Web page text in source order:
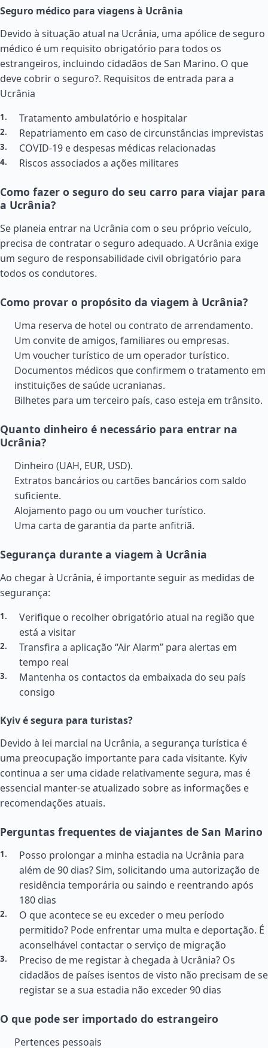
Seguro médico para viagens à Ucrânia
Devido à situação atual na Ucrânia, uma apólice de seguro
médico é um requisito obrigatório para todos os
estrangeiros, incluindo cidadãos de San Marino. O que
deve cobrir o seguro?. Requisitos de entrada para a
Ucrânia
Tratamento ambulatório e hospitalar
Repatriamento em caso de circunstâncias imprevistas
COVID-19 e despesas médicas relacionadas
Riscos associados a ações militares
Como fazer o seguro do seu carro para viajar para
a Ucrânia?
Se planeia entrar na Ucrânia com o seu próprio veículo,
precisa de contratar o seguro adequado. A Ucrânia exige
um seguro de responsabilidade civil obrigatório para
todos os condutores.
Como provar o propósito da viagem à Ucrânia?
Uma reserva de hotel ou contrato de arrendamento.
Um convite de amigos, familiares ou empresas.
Um voucher turístico de um operador turístico.
Documentos médicos que confirmem o tratamento em
instituições de saúde ucranianas.
Bilhetes para um terceiro país, caso esteja em trânsito.
Quanto dinheiro é necessário para entrar na
Ucrânia?
Dinheiro (UAH, EUR, USD).
Extratos bancários ou cartões bancários com saldo
suficiente.
Alojamento pago ou um voucher turístico.
Uma carta de garantia da parte anfitriã.
Segurança durante a viagem à Ucrânia
Ao chegar à Ucrânia, é importante seguir as medidas de
segurança:
Verifique o recolher obrigatório atual na região que
está a visitar
Transfira a aplicação “Air Alarm” para alertas em
tempo real
Mantenha os contactos da embaixada do seu país
consigo
Kyiv é segura para turistas?
Devido à lei marcial na Ucrânia, a segurança turística é
uma preocupação importante para cada visitante. Kyiv
continua a ser uma cidade relativamente segura, mas é
essencial manter-se atualizado sobre as informações e
recomendações atuais.
Perguntas frequentes de viajantes de San Marino
Posso prolongar a minha estadia na Ucrânia para
além de 90 dias? Sim, solicitando uma autorização de
residência temporária ou saindo e reentrando após
180 dias
O que acontece se eu exceder o meu período
permitido? Pode enfrentar uma multa e deportação. É
aconselhável contactar o serviço de migração
Preciso de me registar à chegada à Ucrânia? Os
cidadãos de países isentos de visto não precisam de se
registar se a sua estadia não exceder 90 dias
O que pode ser importado do estrangeiro
Pertences pessoais